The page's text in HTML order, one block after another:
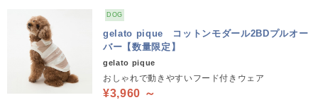
DOG
gelato pique コットンモダール2BDプルオー
バー【数量限定】
gelato pique
おしゃれで動きやすいフード付きウェア
¥3,960 ～